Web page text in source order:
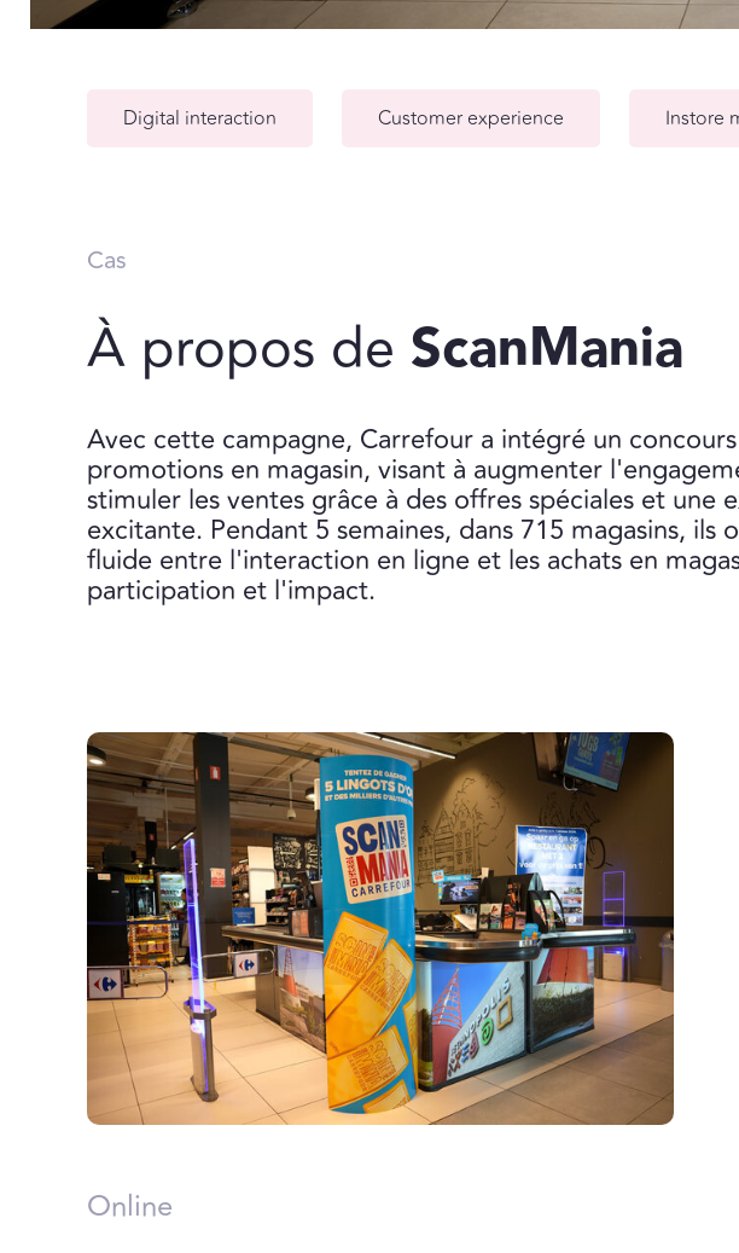
Digital interaction Customer experience Instore
Cas
À propos de ScanMania
Avec cette campagne, Carrefour a intégré un
promotions en magasin, visant à augmenter
stimuler les ventes grâce à des offres spéciales et une
excitante. Pendant 5 semaines, dans 715 magasins, ils
fluide entre l'interaction en ligne et les achats en
participation et l'impact.
Online